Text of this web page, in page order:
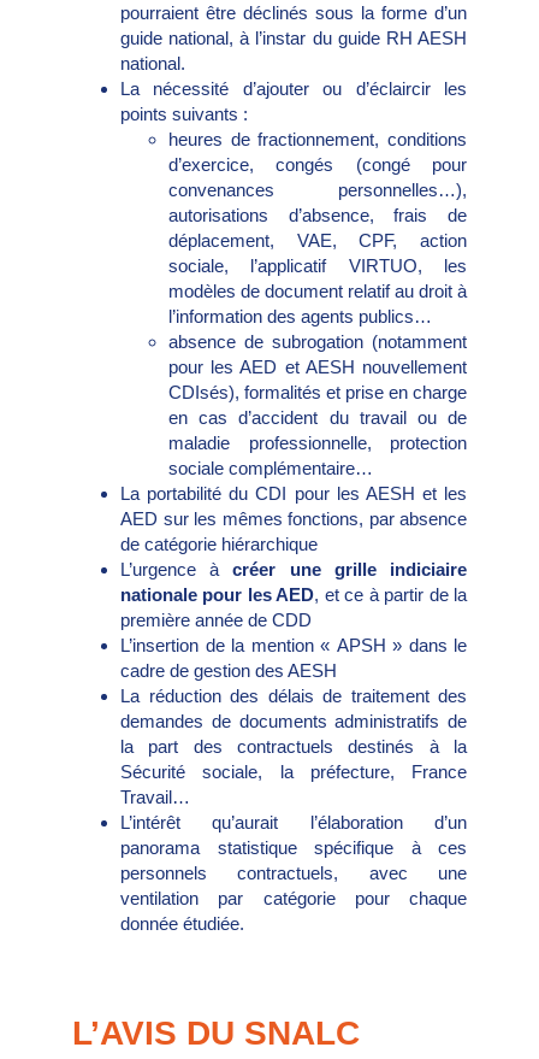
pourraient être déclinés sous la forme d’un
guide national, à l’instar du guide RH AESH
national.
La nécessité d’ajouter ou d’éclaircir les
points suivants :
heures de fractionnement, conditions
d’exercice, congés (congé pour
convenances personnelles…),
autorisations d’absence, frais de
déplacement, VAE, CPF, action
sociale, l’applicatif VIRTUO, les
modèles de document relatif au droit à
l’information des agents publics…
absence de subrogation (notamment
pour les AED et AESH nouvellement
CDIsés), formalités et prise en charge
en cas d’accident du travail ou de
maladie professionnelle, protection
sociale complémentaire…
La portabilité du CDI pour les AESH et les
AED sur les mêmes fonctions, par absence
de catégorie hiérarchique
L’urgence àcréer une grille indiciaire
nationale pour les AED, et ce à partir de la
première année de CDD
L’insertion de la mention « APSH » dans le
cadre de gestion des AESH
La réduction des délais de traitement des
demandes de documents administratifs de
la part des contractuels destinés à la
Sécurité sociale, la préfecture, France
Travail…
L’intérêt qu’aurait l’élaboration d’un
panorama statistique spécifique à ces
personnels contractuels, avec une
ventilation par catégorie pour chaque
donnée étudiée.
L’AVIS DU SNALC